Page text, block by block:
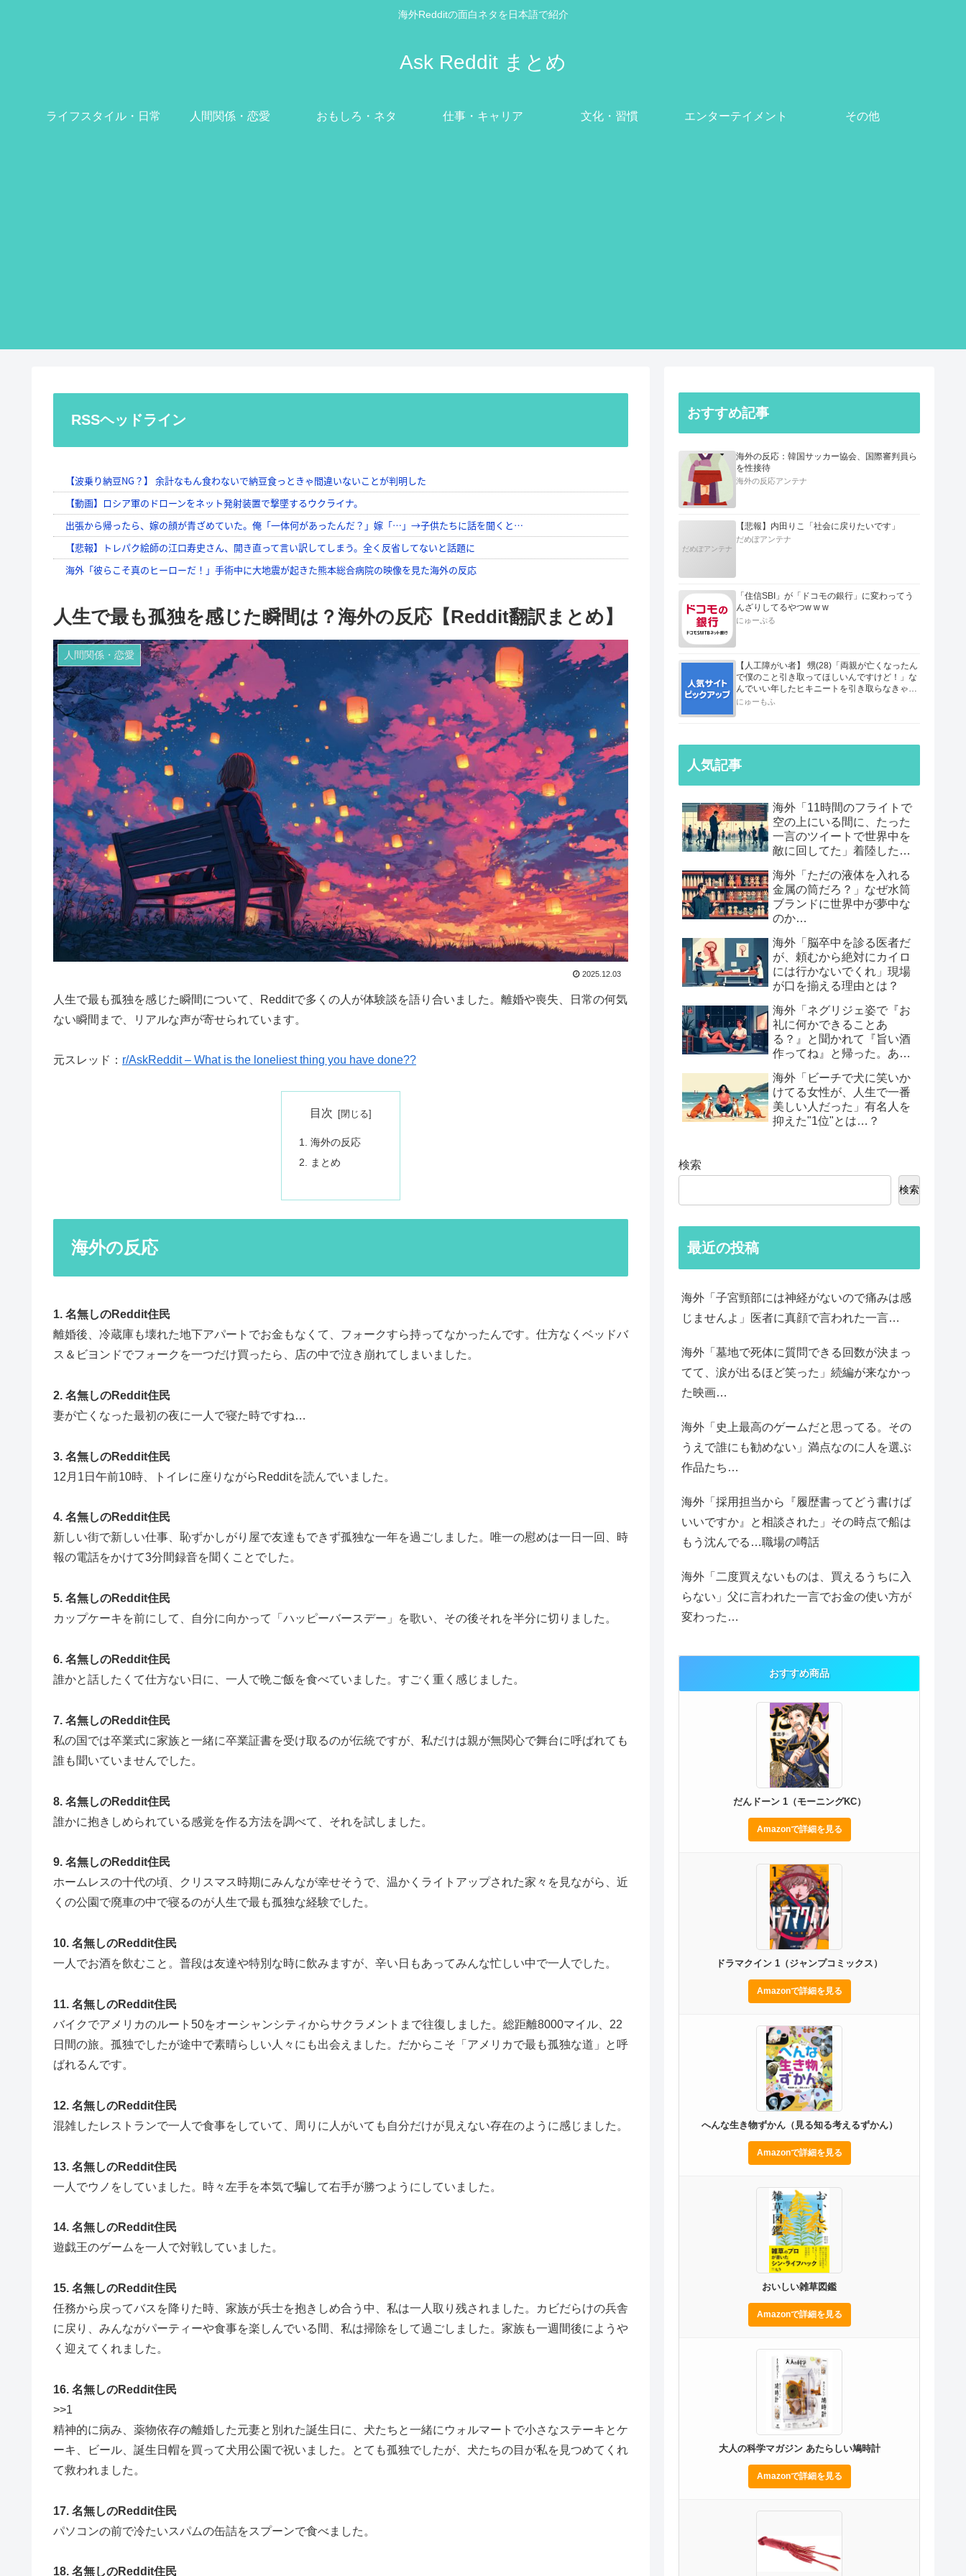
海外Redditの面白ネタを日本語で紹介
Ask Reddit まとめ
ライフスタイル・日常 人間関係・恋愛 おもしろ・ネタ 仕事・キャリア 文化・習慣 エンターテイメント その他
RSSヘッドライン
人生で最も孤独を感じた瞬間は？海外の反応【Reddit翻訳まとめ】
人間関係・恋愛
2025.12.03
人生で最も孤独を感じた瞬間について、Redditで多くの人が体験談を語り合いました。離婚や喪失、日常の何気
ない瞬間まで、リアルな声が寄せられています。
元スレッド： r/AskReddit – What is the loneliest thing you have done??
目次
海外の反応
まとめ
海外の反応
1. 名無しのReddit住民
離婚後、冷蔵庫も壊れた地下アパートでお金もなくて、フォークすら持ってなかったんです。仕方なくベッドバ
ス＆ビヨンドでフォークを一つだけ買ったら、店の中で泣き崩れてしまいました。
2. 名無しのReddit住民
妻が亡くなった最初の夜に一人で寝た時ですね…
3. 名無しのReddit住民
12月1日午前10時、トイレに座りながらRedditを読んでいました。
4. 名無しのReddit住民
新しい街で新しい仕事、恥ずかしがり屋で友達もできず孤独な一年を過ごしました。唯一の慰めは一日一回、時
報の電話をかけて3分間録音を聞くことでした。
5. 名無しのReddit住民
カップケーキを前にして、自分に向かって「ハッピーバースデー」を歌い、その後それを半分に切りました。
6. 名無しのReddit住民
誰かと話したくて仕方ない日に、一人で晩ご飯を食べていました。すごく重く感じました。
7. 名無しのReddit住民
私の国では卒業式に家族と一緒に卒業証書を受け取るのが伝統ですが、私だけは親が無関心で舞台に呼ばれても
誰も聞いていませんでした。
8. 名無しのReddit住民
誰かに抱きしめられている感覚を作る方法を調べて、それを試しました。
9. 名無しのReddit住民
ホームレスの十代の頃、クリスマス時期にみんなが幸せそうで、温かくライトアップされた家々を見ながら、近
くの公園で廃車の中で寝るのが人生で最も孤独な経験でした。
10. 名無しのReddit住民
一人でお酒を飲むこと。普段は友達や特別な時に飲みますが、辛い日もあってみんな忙しい中で一人でした。
11. 名無しのReddit住民
バイクでアメリカのルート50をオーシャンシティからサクラメントまで往復しました。総距離8000マイル、22
日間の旅。孤独でしたが途中で素晴らしい人々にも出会えました。だからこそ「アメリカで最も孤独な道」と呼
ばれるんです。
12. 名無しのReddit住民
混雑したレストランで一人で食事をしていて、周りに人がいても自分だけが見えない存在のように感じました。
13. 名無しのReddit住民
一人でウノをしていました。時々左手を本気で騙して右手が勝つようにしていました。
14. 名無しのReddit住民
遊戯王のゲームを一人で対戦していました。
15. 名無しのReddit住民
任務から戻ってバスを降りた時、家族が兵士を抱きしめ合う中、私は一人取り残されました。カビだらけの兵舎
に戻り、みんながパーティーや食事を楽しんでいる間、私は掃除をして過ごしました。家族も一週間後にようや
く迎えてくれました。
16. 名無しのReddit住民
>>1
精神的に病み、薬物依存の離婚した元妻と別れた誕生日に、犬たちと一緒にウォルマートで小さなステーキとケ
ーキ、ビール、誕生日帽を買って犬用公園で祝いました。とても孤独でしたが、犬たちの目が私を見つめてくれ
て救われました。
17. 名無しのReddit住民
パソコンの前で冷たいスパムの缶詰をスプーンで食べました。
18. 名無しのReddit住民
おすすめ記事
海外の反応：韓国サッカー協会、国際審判員ら
を性接待
海外の反応アンテナ
だめぽアンテナ
【悲報】内田りこ「社会に戻りたいです」
だめぽアンテナ
「住信SBI」が「ドコモの銀行」に変わってう
んざりしてるやつw w w
にゅーぷる
【人工障がい者】 甥(28)「両親が亡くなったん
で僕のこと引き取ってほしいんですけど！」な
んでいい年したヒキニートを引き取らなきゃい
けないんだ...
にゅーもふ
人気記事
海外「11時間のフライトで
空の上にいる間に、たった
一言のツイートで世界中を
敵に回してた」着陸したら
海外「ただの液体を入れる
金属の筒だろ？」なぜ水筒
ブランドに世界中が夢中な
のか…
海外「脳卒中を診る医者だ
が、頼むから絶対にカイロ
には行かないでくれ」現場
が口を揃える理由とは？
海外「ネグリジェ姿で『お
礼に何かできることあ
る？』と聞かれて『旨い酒
作ってね』と帰った。あれ
る男たちの後悔談…
海外「ビーチで犬に笑いか
けてる女性が、人生で一番
美しい人だった」有名人を
抑えた"1位"とは…？
検索
検索
最近の投稿
海外「子宮頸部には神経がないので痛みは感
じませんよ」医者に真顔で言われた一言…
海外「墓地で死体に質問できる回数が決まっ
てて、涙が出るほど笑った」続編が来なかっ
た映画…
海外「史上最高のゲームだと思ってる。その
うえで誰にも勧めない」満点なのに人を選ぶ
作品たち…
海外「採用担当から『履歴書ってどう書けば
いいですか』と相談された」その時点で船は
もう沈んでる…職場の噂話
海外「二度買えないものは、買えるうちに入
らない」父に言われた一言でお金の使い方が
変わった…
おすすめ商品
だんドーン 1（モーニングKC）
Amazonで詳細を見る
ドラマクイン 1（ジャンプコミックス）
Amazonで詳細を見る
へんな生き物ずかん（見る知る考えるずかん）
Amazonで詳細を見る
おいしい雑草図鑑
Amazonで詳細を見る
大人の科学マガジン あたらしい鳩時計
Amazonで詳細を見る